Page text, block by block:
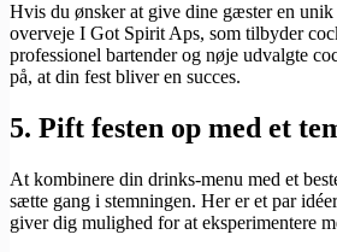
Hvis du ønsker at give dine gæster en unik
overveje I Got Spirit Aps, som tilbyder
professionel bartender og nøje udvalgte
på, at din fest bliver en succes.
5. Pift festen op med et
At kombinere din drinks-menu med et
sætte gang i stemningen. Her er et par
giver dig mulighed for at eksperimentere